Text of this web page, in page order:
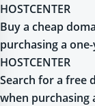
HOSTCENTER
Buy a cheap
purchasing a
HOSTCENTER
Search for a free
when purchasing